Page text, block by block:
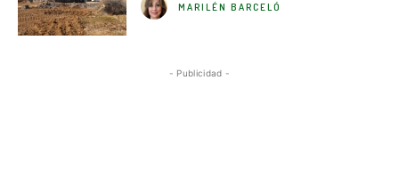
MARILÉN BARCELÓ
- Publicidad -